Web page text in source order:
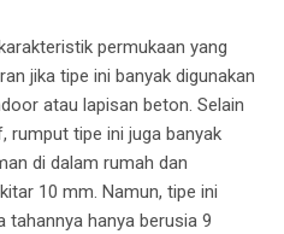
permukaan yang
jika tipe ini banyak digunakan
atau lapisan beton. Selain
rumput tipe ini juga banyak
di dalam rumah dan
10 mm. Namun, tipe ini
tahannya hanya berusia 9